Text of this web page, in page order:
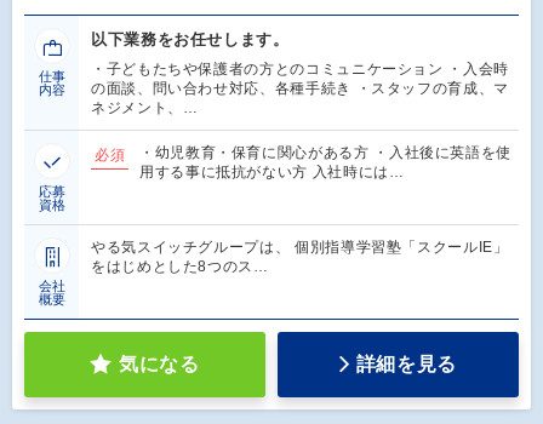
仕事
内容
以下業務をお任せします。
・子どもたちや保護者の方とのコミュニケーション ・入会時
の面談、問い合わせ対応、各種手続き ・スタッフの育成、マ
ネジメント、…
応募
資格
必須
・幼児教育・保育に関心がある方 ・入社後に英語を使
用する事に抵抗がない方 入社時には…
会社
概要
やる気スイッチグループは、 個別指導学習塾「スクールIE」
をはじめとした8つのス…
気になる 詳細を見る